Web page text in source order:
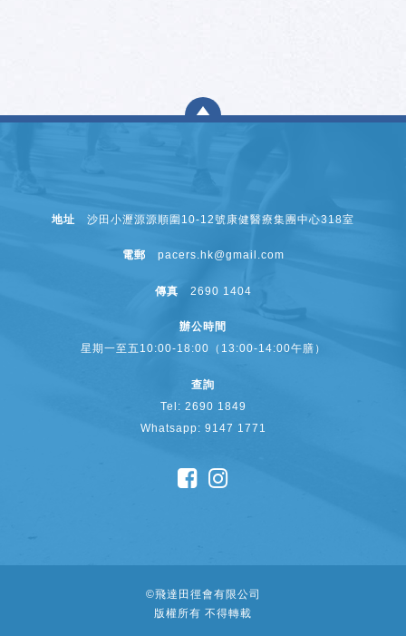
地址 沙田小瀝源源順圍10-12號康健醫療集團中心318室
電郵 pacers.hk@gmail.com
傳真 2690 1404
辦公時間
星期一至五10:00-18:00（13:00-14:00午膳）
查詢
Tel: 2690 1849
Whatsapp: 9147 1771
©飛達田徑會有限公司
版權所有 不得轉載